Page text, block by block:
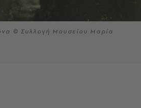
© Συλλογή Μουσείου Μαρία